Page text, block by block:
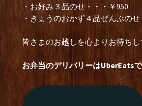
・お好み３品のせ・・・￥950
・きょうのおかず４品ぜんぶの
皆さまのお越しを心よりお待ち
お弁当のデリバリーはUberEats